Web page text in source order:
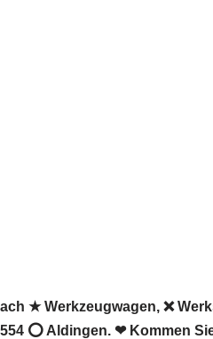
★ Werkzeugwagen, ❌
⭕ Aldingen. ❤ Kommen